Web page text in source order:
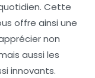
Cette
offre ainsi une
non
aussi les
innovants.